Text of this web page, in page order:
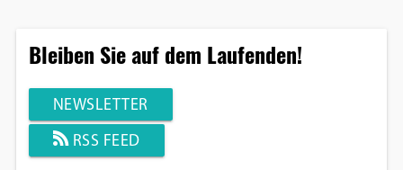
Bleiben Sie auf dem Laufenden!
NEWSLETTER
RSS FEED